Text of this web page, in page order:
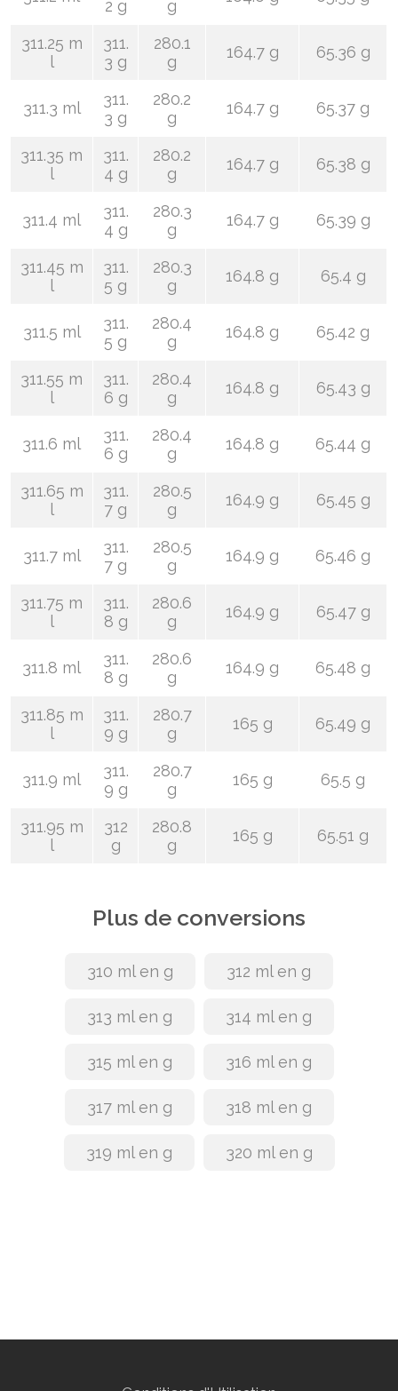
2 g
g
311.25 m
l
311.
3 g
280.1
g
164.7 g 65.36 g
311.3 ml
311.
3 g
280.2
g
164.7 g 65.37 g
311.35 m
l
311.
4 g
280.2
g
164.7 g 65.38 g
311.4 ml
311.
4 g
280.3
g
164.7 g 65.39 g
311.45 m
l
311.
5 g
280.3
g
164.8 g 65.4 g
311.5 ml
311.
5 g
280.4
g
164.8 g 65.42 g
311.55 m
l
311.
6 g
280.4
g
164.8 g 65.43 g
311.6 ml
311.
6 g
280.4
g
164.8 g 65.44 g
311.65 m
l
311.
7 g
280.5
g
164.9 g 65.45 g
311.7 ml
311.
7 g
280.5
g
164.9 g 65.46 g
311.75 m
l
311.
8 g
280.6
g
164.9 g 65.47 g
311.8 ml
311.
8 g
280.6
g
164.9 g 65.48 g
311.85 m
l
311.
9 g
280.7
g
165 g 65.49 g
311.9 ml
311.
9 g
280.7
g
165 g 65.5 g
311.95 m
l
312
g
280.8
g
165 g 65.51 g
Plus de conversions
310 ml en g 312 ml en g
313 ml en g 314 ml en g
315 ml en g 316 ml en g
317 ml en g 318 ml en g
319 ml en g 320 ml en g